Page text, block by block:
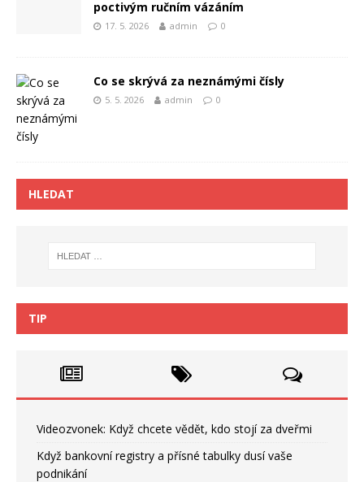
poctivým ručním vázáním
17. 5. 2026 admin 0
Co se skrývá za neznámými čísly
5. 5. 2026 admin 0
HLEDAT
TIP
Videozvonek: Když chcete vědět, kdo stojí za dveřmi
Když bankovní registry a přísné tabulky dusí vaše
podnikání